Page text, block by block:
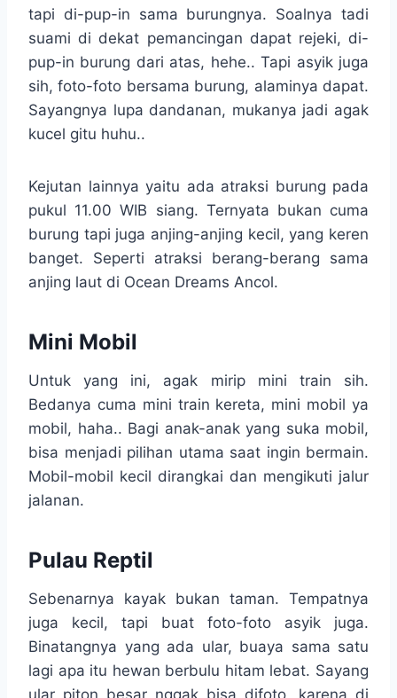
tapi di-pup-in sama burungnya. Soalnya tadi
suami di dekat pemancingan dapat rejeki, di-
pup-in burung dari atas, hehe.. Tapi asyik juga
sih, foto-foto bersama burung, alaminya dapat.
Sayangnya lupa dandanan, mukanya jadi agak
kucel gitu huhu..
Kejutan lainnya yaitu ada atraksi burung pada
pukul 11.00 WIB siang. Ternyata bukan cuma
burung tapi juga anjing-anjing kecil, yang keren
banget. Seperti atraksi berang-berang sama
anjing laut di Ocean Dreams Ancol.
Mini Mobil
Untuk yang ini, agak mirip mini train sih.
Bedanya cuma mini train kereta, mini mobil ya
mobil, haha.. Bagi anak-anak yang suka mobil,
bisa menjadi pilihan utama saat ingin bermain.
Mobil-mobil kecil dirangkai dan mengikuti jalur
jalanan.
Pulau Reptil
Sebenarnya kayak bukan taman. Tempatnya
juga kecil, tapi buat foto-foto asyik juga.
Binatangnya yang ada ular, buaya sama satu
lagi apa itu hewan berbulu hitam lebat. Sayang
ular piton besar nggak bisa difoto, karena di